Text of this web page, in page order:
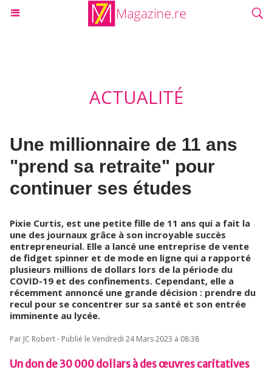
ACTUALITÉ
Une millionnaire de 11 ans
"prend sa retraite" pour
continuer ses études
Pixie Curtis, est une petite fille de 11 ans qui a fait la
une des journaux grâce à son incroyable succès
entrepreneurial. Elle a lancé une entreprise de vente
de fidget spinner et de mode en ligne qui a rapporté
plusieurs millions de dollars lors de la période du
COVID-19 et des confinements. Cependant, elle a
récemment annoncé une grande décision : prendre du
recul pour se concentrer sur sa santé et son entrée
imminente au lycée.
Par JC Robert - Publié le Vendredi 24 Mars 2023 à 08:38
Un don de 30 000 dollars à des œuvres caritatives